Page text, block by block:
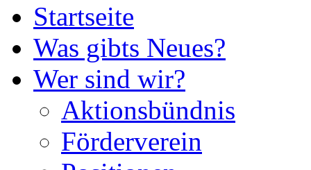
Startseite
Was gibts Neues?
Wer sind wir?
Aktionsbündnis
Förderverein